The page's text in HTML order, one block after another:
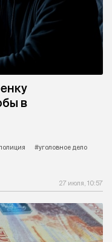
в
#уголовное дело
27 июля, 10:57